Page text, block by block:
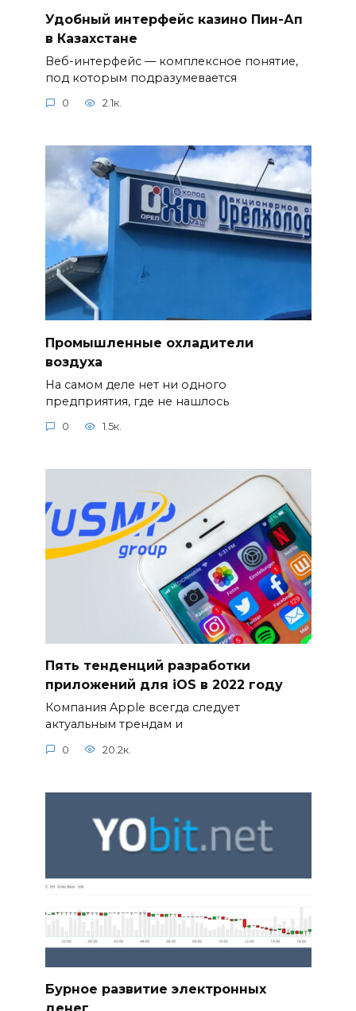
Удобный интерфейс казино Пин-Ап
в Казахстане
Веб-интерфейс — комплексное понятие,
под которым подразумевается
0 2.1к.
Промышленные охладители
воздуха
На самом деле нет ни одного
предприятия, где не нашлось
0 1.5к.
Пять тенденций разработки
приложений для iOS в 2022 году
Компания Apple всегда следует
актуальным трендам и
0 20.2к.
Бурное развитие электронных